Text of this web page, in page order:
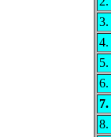
3.
4.
5.
6.
7.
8.